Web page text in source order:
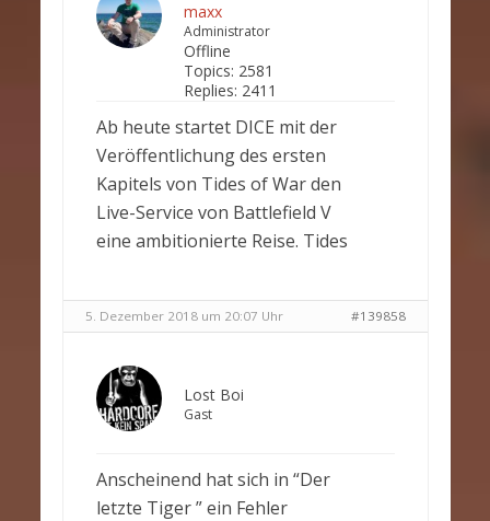
maxx
Administrator
Offline
Topics: 2581
Replies: 2411
Ab heute startet DICE mit der
Veröffentlichung des ersten
Kapitels von Tides of War den
Live-Service von Battlefield V
eine ambitionierte Reise. Tides
5. Dezember 2018 um 20:07 Uhr #139858
Lost Boi
Gast
Anscheinend hat sich in “Der
letzte Tiger ” ein Fehler